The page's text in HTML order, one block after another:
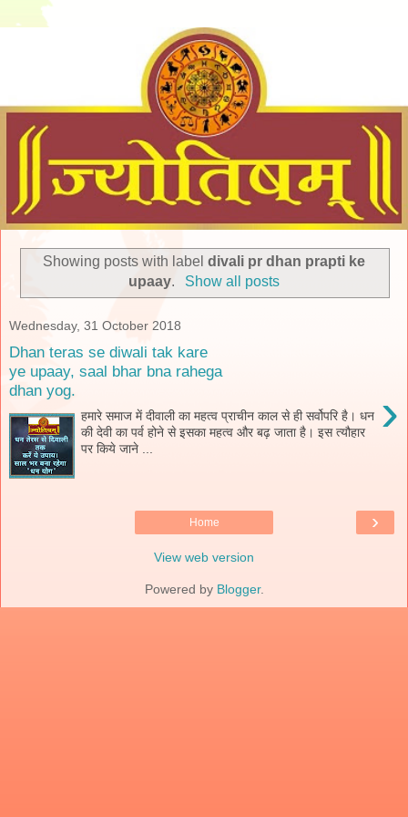
Showing posts with label divali pr dhan prapti ke
upaay. Show all posts
Wednesday, 31 October 2018
Dhan teras se diwali tak kare
ye upaay, saal bhar bna rahega
dhan yog.
›
हमारे समाज में दीवाली का महत्व प्राचीन काल से ही सर्वोपरि है। धन
की देवी का पर्व होने से इसका महत्व और बढ़ जाता है। इस त्यौहार
पर किये जाने ...
›
Home
View web version
Powered by Blogger.